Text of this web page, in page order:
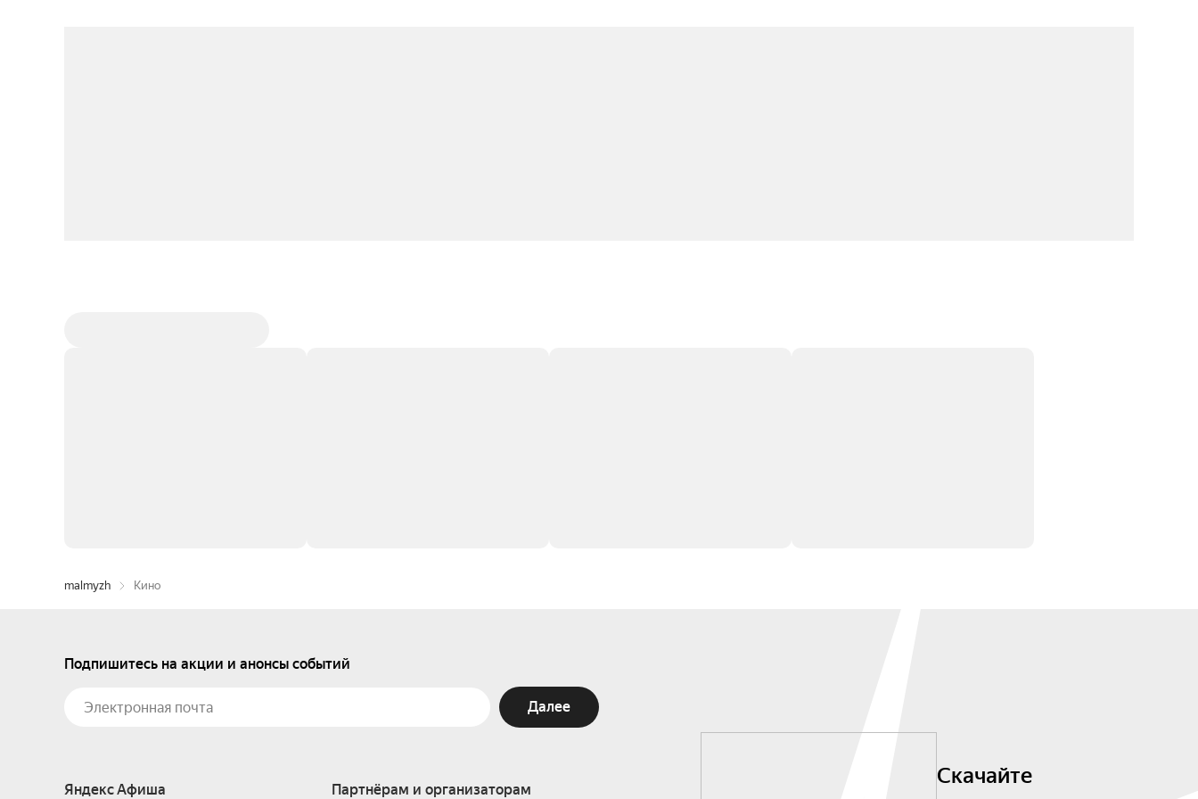
malmyzh Кино
Подпишитесь на акции и анонсы событий
Далее
Яндекс Афиша Партнёрам и организаторам
Скачайте